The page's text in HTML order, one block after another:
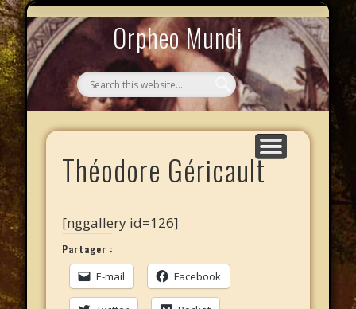
Orpheo Mundi
Théodore Géricault
[nggallery id=126]
Partager :
E-mail Facebook